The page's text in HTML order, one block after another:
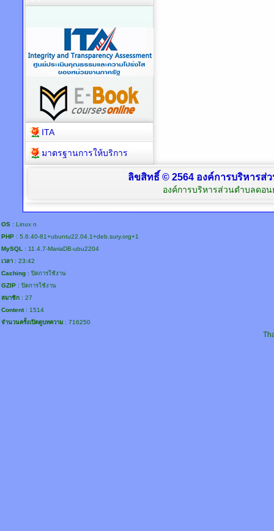
ITA
มาตรฐานการให้บริการ
ลิขสิทธิ์ © 2564 องค์การบริหารส่
องค์การบริหารส่วนตำบลดอน
OS : Linux n
PHP : 5.6.40-81+ubuntu22.04.1+deb.sury.org+1
MySQL : 11.4.7-MariaDB-ubu2204
เวลา : 23:42
Caching : ปิดการใช้งาน
GZIP : ปิดการใช้งาน
สมาชิก : 27
Content: 1514
จำนวนครั้งเปิดดูบทความ : 716250